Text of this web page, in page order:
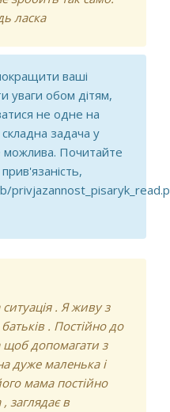
ласка
ваші
уваги обом дітям,
не одне на
задача у
можлива. Почитайте
один син не
за іншим
. Я живу з
. Постійно до
допомагати з
дуже маленька і
мама постійно
заглядає в